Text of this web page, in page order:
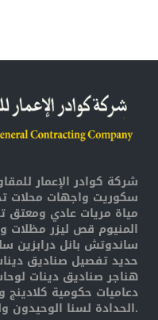
شركة كوادر الإعمار
سكوريت واجهات محلات
مياة مريات عادي ومعتق
المنيوم قص ليزر مظلات
ساندوتش بانل درابزين
حديد تفصيل صناديق
هناجر صناديق دينات
دعاميات حكومية
الحدادة لسنا الوحيدون ولكننا الافضل.